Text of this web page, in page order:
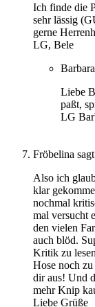
Ich finde die
sehr lässig
gerne
LG, Bele
Barbara
Liebe
paßt,
LG
Fröbelina sagt
Also ich
klar
nochmal
mal versucht
den vielen
auch blöd.
Kritik zu
Hose noch
dir aus! Und
mehr Knip
Liebe Grüße